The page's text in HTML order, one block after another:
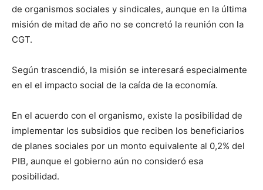
de organismos sociales y sindicales, aunque en la última
misión de mitad de año no se concretó la reunión con la
CGT.
Según trascendió, la misión se interesará especialmente
en el el impacto social de la caída de la economía.
En el acuerdo con el organismo, existe la posibilidad de
implementar los subsidios que reciben los beneficiarios
de planes sociales por un monto equivalente al 0,2% del
PIB, aunque el gobierno aún no consideró esa
posibilidad.